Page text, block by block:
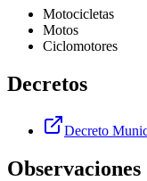
Motocicletas
Motos
Ciclomotores
Decretos
Decreto
Observaciones